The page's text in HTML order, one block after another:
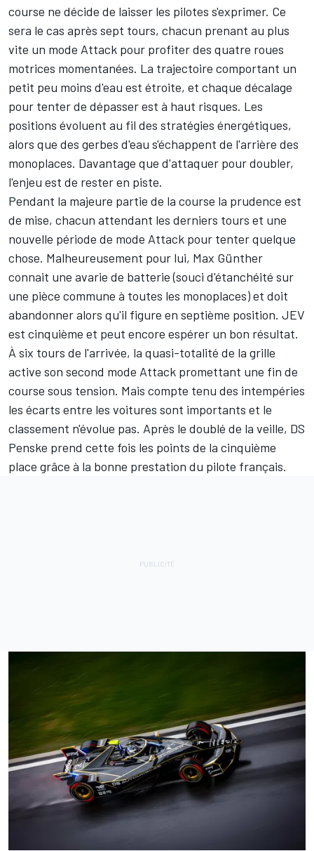
course ne décide de laisser les pilotes s'exprimer. Ce
sera le cas après sept tours, chacun prenant au plus
vite un mode Attack pour profiter des quatre roues
motrices momentanées. La trajectoire comportant un
petit peu moins d'eau est étroite, et chaque décalage
pour tenter de dépasser est à haut risques. Les
positions évoluent au fil des stratégies énergétiques,
alors que des gerbes d'eau s'échappent de l'arrière des
monoplaces. Davantage que d'attaquer pour doubler,
l'enjeu est de rester en piste.
Pendant la majeure partie de la course la prudence est
de mise, chacun attendant les derniers tours et une
nouvelle période de mode Attack pour tenter quelque
chose. Malheureusement pour lui, Max Günther
connait une avarie de batterie (souci d'étanchéité sur
une pièce commune à toutes les monoplaces) et doit
abandonner alors qu'il figure en septième position. JEV
est cinquième et peut encore espérer un bon résultat.
À six tours de l'arrivée, la quasi-totalité de la grille
active son second mode Attack promettant une fin de
course sous tension. Mais compte tenu des intempéries
les écarts entre les voitures sont importants et le
classement n'évolue pas. Après le doublé de la veille, DS
Penske prend cette fois les points de la cinquième
place grâce à la bonne prestation du pilote français.